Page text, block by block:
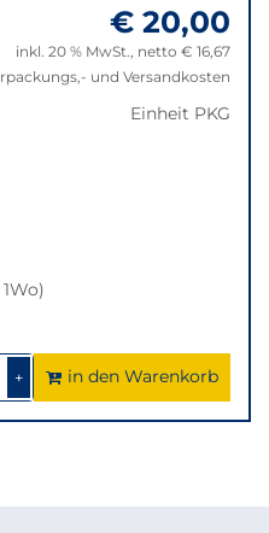
€ 20,00
inkl. 20 % MwSt., netto € 16,67
und Versandkosten
Einheit PKG
+1um
1
erhöhen
in den Warenkorb